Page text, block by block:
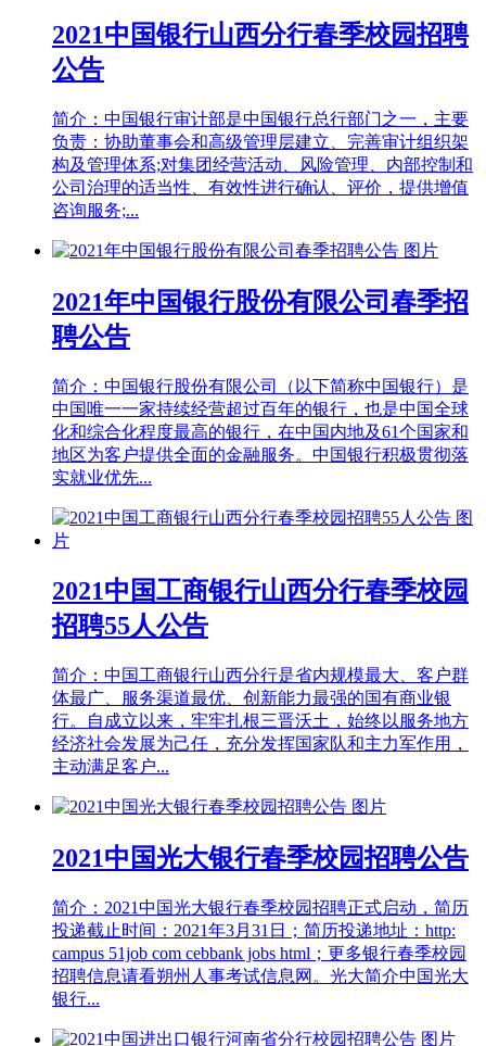
2021中国银行山西分行春季校园招聘
公告
简介：中国银行审计部是中国银行总行部门之一，主要
负责：协助董事会和高级管理层建立、完善审计组织架
构及管理体系;对集团经营活动、风险管理、内部控制和
公司治理的适当性、有效性进行确认、评价，提供增值
咨询服务;...
2021年中国银行股份有限公司春季招
聘公告
简介：中国银行股份有限公司（以下简称中国银行）是
中国唯一一家持续经营超过百年的银行，也是中国全球
化和综合化程度最高的银行，在中国内地及61个国家和
地区为客户提供全面的金融服务。中国银行积极贯彻落
实就业优先...
2021中国工商银行山西分行春季校园
招聘55人公告
简介：中国工商银行山西分行是省内规模最大、客户群
体最广、服务渠道最优、创新能力最强的国有商业银
行。自成立以来，牢牢扎根三晋沃土，始终以服务地方
经济社会发展为己任，充分发挥国家队和主力军作用，
主动满足客户...
2021中国光大银行春季校园招聘公告
简介：2021中国光大银行春季校园招聘正式启动，简历
投递截止时间：2021年3月31日；简历投递地址：http:
campus 51job com cebbank jobs html；更多银行春季校园
招聘信息请看朔州人事考试信息网。光大简介中国光大
银行...